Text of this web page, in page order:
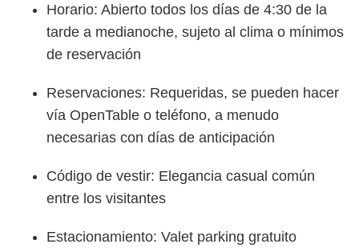
Horario: Abierto todos los días de 4:30 de la
tarde a medianoche, sujeto al clima o mínimos
de reservación
Reservaciones: Requeridas, se pueden hacer
vía OpenTable o teléfono, a menudo
necesarias con días de anticipación
Código de vestir: Elegancia casual común
entre los visitantes
Estacionamiento: Valet parking gratuito